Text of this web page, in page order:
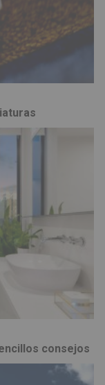
consejos